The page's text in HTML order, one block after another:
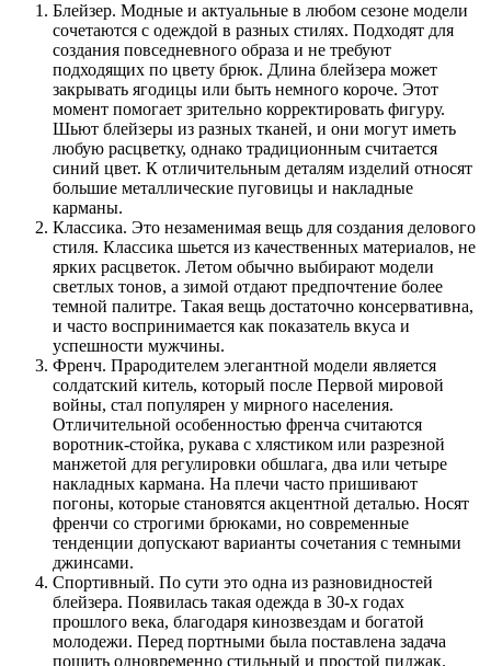
Блейзер. Модные и актуальные в любом сезоне модели
сочетаются с одеждой в разных стилях. Подходят для
создания повседневного образа и не требуют
подходящих по цвету брюк. Длина блейзера может
закрывать ягодицы или быть немного короче. Этот
момент помогает зрительно корректировать фигуру.
Шьют блейзеры из разных тканей, и они могут иметь
любую расцветку, однако традиционным считается
синий цвет. К отличительным деталям изделий относят
большие металлические пуговицы и накладные
карманы.
Классика. Это незаменимая вещь для создания делового
стиля. Классика шьется из качественных материалов, не
ярких расцветок. Летом обычно выбирают модели
светлых тонов, а зимой отдают предпочтение более
темной палитре. Такая вещь достаточно консервативна,
и часто воспринимается как показатель вкуса и
успешности мужчины.
Френч. Прародителем элегантной модели является
солдатский китель, который после Первой мировой
войны, стал популярен у мирного населения.
Отличительной особенностью френча считаются
воротник-стойка, рукава с хлястиком или разрезной
манжетой для регулировки обшлага, два или четыре
накладных кармана. На плечи часто пришивают
погоны, которые становятся акцентной деталью. Носят
френчи со строгими брюками, но современные
тенденции допускают варианты сочетания с темными
джинсами.
Спортивный. По сути это одна из разновидностей
блейзера. Появилась такая одежда в 30-х годах
прошлого века, благодаря кинозвездам и богатой
молодежи. Перед портными была поставлена задача
пошить одновременно стильный и простой пиджак.